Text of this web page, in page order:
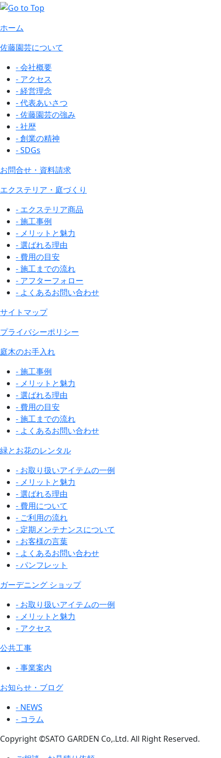
ホーム
佐藤園芸について
- 会社概要
- アクセス
- 経営理念
- 代表あいさつ
- 佐藤園芸の強み
- 社歴
- 創業の精神
- SDGs
お問合せ・資料請求
エクステリア・庭づくり
- エクステリア商品
- 施工事例
- メリットと魅力
- 選ばれる理由
- 費用の目安
- 施工までの流れ
- アフターフォロー
- よくあるお問い合わせ
サイトマップ
プライバシーポリシー
庭木のお手入れ
- 施工事例
- メリットと魅力
- 選ばれる理由
- 費用の目安
- 施工までの流れ
- よくあるお問い合わせ
緑とお花のレンタル
- お取り扱いアイテムの一例
- メリットと魅力
- 選ばれる理由
- 費用について
- ご利用の流れ
- 定期メンテナンスについて
- お客様の言葉
- よくあるお問い合わせ
- パンフレット
ガーデニング ショップ
- お取り扱いアイテムの一例
- メリットと魅力
- アクセス
公共工事
- 事業案内
お知らせ・ブログ
- NEWS
- コラム
Copyright ©SATO GARDEN Co,.Ltd. All Right Reserved.